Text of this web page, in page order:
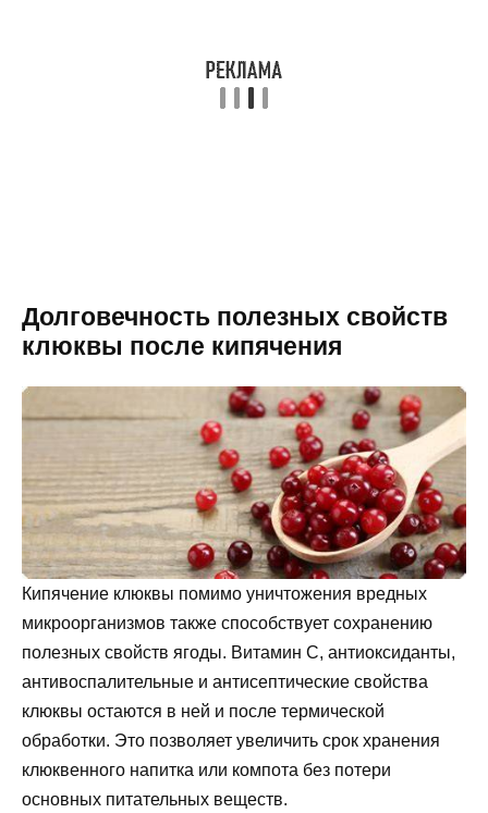
Долговечность полезных свойств
клюквы после кипячения
Кипячение клюквы помимо уничтожения вредных
микроорганизмов также способствует сохранению
полезных свойств ягоды. Витамин С, антиоксиданты,
антивоспалительные и антисептические свойства
клюквы остаются в ней и после термической
обработки. Это позволяет увеличить срок хранения
клюквенного напитка или компота без потери
основных питательных веществ.